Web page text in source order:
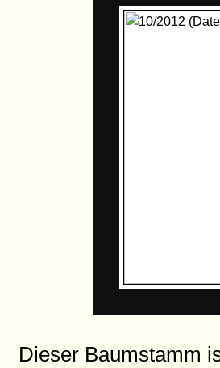
Dieser Baumstamm